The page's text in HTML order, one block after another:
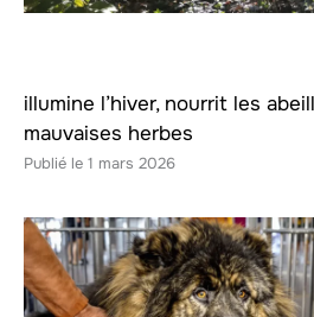
illumine l’hiver, nourrit les
mauvaises herbes
1 mars 2026